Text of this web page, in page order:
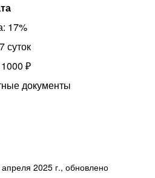
17%
суток
₽
документы
2025 г., обновлено